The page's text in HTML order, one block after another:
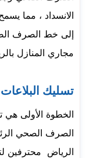
الانسداد ، مما
إلى خط الصرف
مجاري المنازل
تسليك
الخطوة الأولى هي
الصرف الصحي
الرياض محترفين